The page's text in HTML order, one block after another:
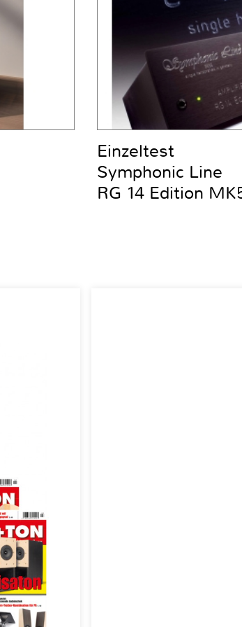
Einzeltest
Symphonic Line
RG 14 Edition